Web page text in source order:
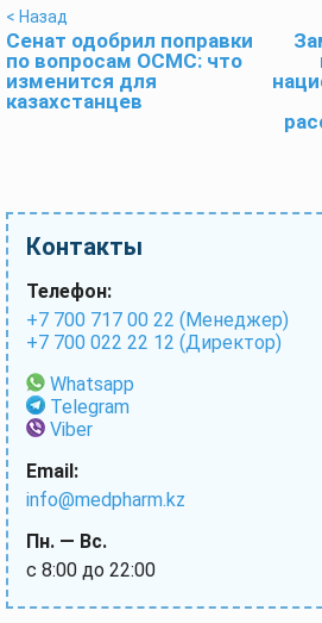
< Назад
Сенат одобрил поправки
по вопросам ОСМС: что
изменится для
казахстанцев
Контакты
Телефон:
+7 700 717 00 22 (Менеджер)
+7 700 022 22 12 (Директор)
Whatsapp
Telegram
Viber
Email:
info@medpharm.kz
Пн. — Вс.
с 8:00 до 22:00